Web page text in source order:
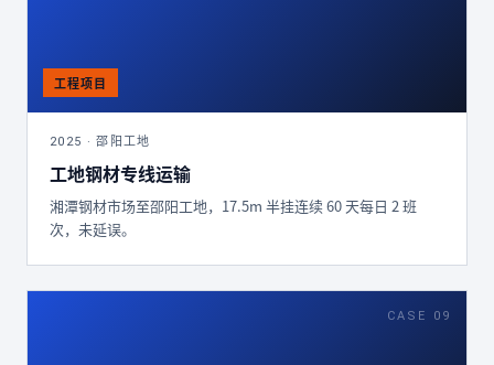
2025 · 邵阳工地
工地钢材专线运输
湘潭钢材市场至邵阳工地，17.5m 半挂连续 60 天每日 2 班
次，未延误。
CASE 09